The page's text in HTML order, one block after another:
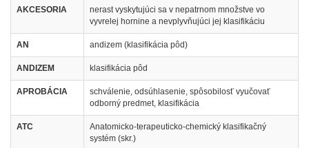
AKCESORIA
nerast vyskytujúci sa v nepatrnom množstve vo
vyvrelej hornine a nevplyvňujúci jej klasifikáciu
AN andizem (klasifikácia pôd)
ANDIZEM klasifikácia pôd
APROBÁCIA
schválenie, odsúhlasenie, spôsobilosť vyučovať
odborný predmet, klasifikácia
ATC
Anatomicko-terapeuticko-chemický klasifikačný
systém (skr.)